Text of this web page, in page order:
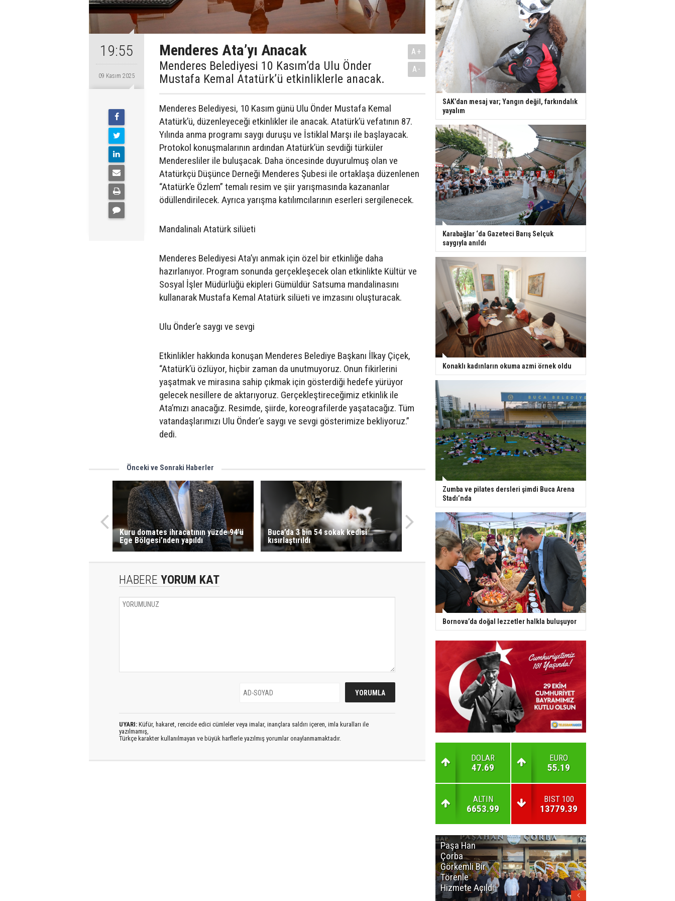
19:55
09 Kasım 2025
Menderes Ata’yı Anacak
Menderes Belediyesi 10 Kasım’da Ulu Önder
Mustafa Kemal Atatürk’ü etkinliklerle anacak.
A+
A-
Menderes Belediyesi, 10 Kasım günü Ulu Önder Mustafa Kemal
Atatürk’ü, düzenleyeceği etkinlikler ile anacak. Atatürk’ü vefatının 87.
Yılında anma programı saygı duruşu ve İstiklal Marşı ile başlayacak.
Protokol konuşmalarının ardından Atatürk’ün sevdiği türküler
Menderesliler ile buluşacak. Daha öncesinde duyurulmuş olan ve
Atatürkçü Düşünce Derneği Menderes Şubesi ile ortaklaşa düzenlenen
“Atatürk’e Özlem” temalı resim ve şiir yarışmasında kazananlar
ödüllendirilecek. Ayrıca yarışma katılımcılarının eserleri sergilenecek.
Mandalinalı Atatürk silüeti
Menderes Belediyesi Ata’yı anmak için özel bir etkinliğe daha
hazırlanıyor. Program sonunda gerçekleşecek olan etkinlikte Kültür ve
Sosyal İşler Müdürlüğü ekipleri Gümüldür Satsuma mandalinasını
kullanarak Mustafa Kemal Atatürk silüeti ve imzasını oluşturacak.
Ulu Önder’e saygı ve sevgi
Etkinlikler hakkında konuşan Menderes Belediye Başkanı İlkay Çiçek,
“Atatürk’ü özlüyor, hiçbir zaman da unutmuyoruz. Onun fikirlerini
yaşatmak ve mirasına sahip çıkmak için gösterdiği hedefe yürüyor
gelecek nesillere de aktarıyoruz. Gerçekleştireceğimiz etkinlik ile
Ata’mızı anacağız. Resimde, şiirde, koreografilerde yaşatacağız. Tüm
vatandaşlarımızı Ulu Önder’e saygı ve sevgi gösterimize bekliyoruz.”
dedi.
Önceki ve Sonraki Haberler
Kuru domates ihracatının yüzde 94’ü
Ege Bölgesi’nden yapıldı
Buca’da 3 bin 54 sokak kedisi
kısırlaştırıldı
HABERE YORUM KAT
UYARI: Küfür, hakaret, rencide edici cümleler veya imalar, inançlara saldırı içeren, imla kuralları ile
yazılmamış,
Türkçe karakter kullanılmayan ve büyük harflerle yazılmış yorumlar onaylanmamaktadır.
SAK’dan mesaj var; Yangın değil, farkındalık
yayalım
Karabağlar ‘da Gazeteci Barış Selçuk
saygıyla anıldı
Konaklı kadınların okuma azmi örnek oldu
Zumba ve pilates dersleri şimdi Buca Arena
Stadı’nda
Bornova’da doğal lezzetler halkla buluşuyor
DOLAR
47.69
EURO
55.19
ALTIN
6653.99
BIST 100
13779.39
Paşa Han
Çorba
Görkemli Bir
Törenle
Hizmete Açıldı